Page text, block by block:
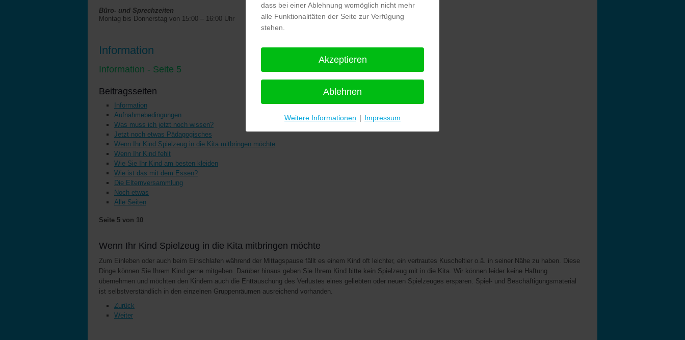
Büro- und Sprechzeiten
Montag bis Donnerstag von 15:00 – 16:00 Uhr
U-Bahn:
U4 - Innsbrucker Platz
Information
Information - Seite 5
Beitragsseiten
Information
Aufnahmebedingungen
Was muss ich jetzt noch wissen?
Jetzt noch etwas Pädagogisches
Wenn Ihr Kind Spielzeug in die Kita mitbringen möchte
Wenn Ihr Kind fehlt
Wie Sie Ihr Kind am besten kleiden
Wie ist das mit dem Essen?
Die Elternversammlung
Noch etwas
Alle Seiten
Seite 5 von 10
Wenn Ihr Kind Spielzeug in die Kita mitbringen möchte
Zum Einleben oder auch beim Einschlafen während der Mittagspause fällt es einem Kind oft leichter, ein vertrautes Kuscheltier o.ä. in seiner Nähe zu haben. Diese
Dinge können Sie Ihrem Kind gerne mitgeben. Darüber hinaus geben Sie Ihrem Kind bitte kein Spielzeug mit in die Kita. Wir können leider keine Haftung
übernehmen und möchten den Kindern auch die Enttäuschung des Verlustes eines geliebten oder neuen Spielzeuges ersparen. Spiel- und Beschäftigungsmaterial
ist selbstverständlich in den einzelnen Gruppenräumen ausreichend vorhanden.
Zurück
Weiter
dass bei einer Ablehnung womöglich nicht mehr
alle Funktionalitäten der Seite zur Verfügung
stehen.
Akzeptieren
Ablehnen
Weitere Informationen | Impressum